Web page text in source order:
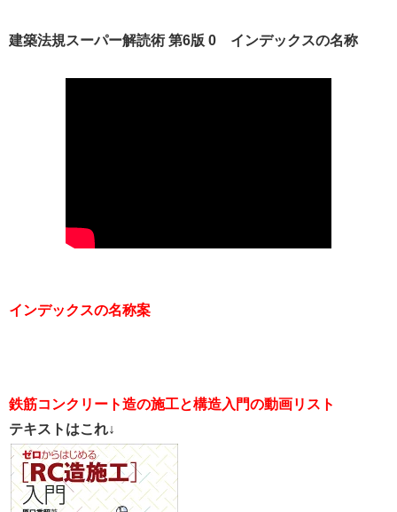
建築法規スーパー解読術 第6版 0 インデックスの名称
インデックスの名称案
鉄筋コンクリート造の施工と構造入門の動画リスト
テキストはこれ↓